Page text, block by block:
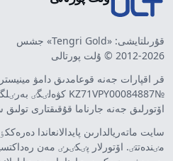
قۇرىلتايشى: «Tengri Gold» جشس
2012-2026 © ۇلت پورتالى
قر اقپارات جەنە قوعامدىق دامۋ
№KZ71VPY00084887 كۋەلٸگٸ بەرٸلگەن.
اۆتورلىق جەنە جارناما قۇقىقتارى تولىق
سايت ماتەريالدارىن پايدالانعاندا
مٸندەتتٸ. اۆتورلار پٸكٸرٸ مەن